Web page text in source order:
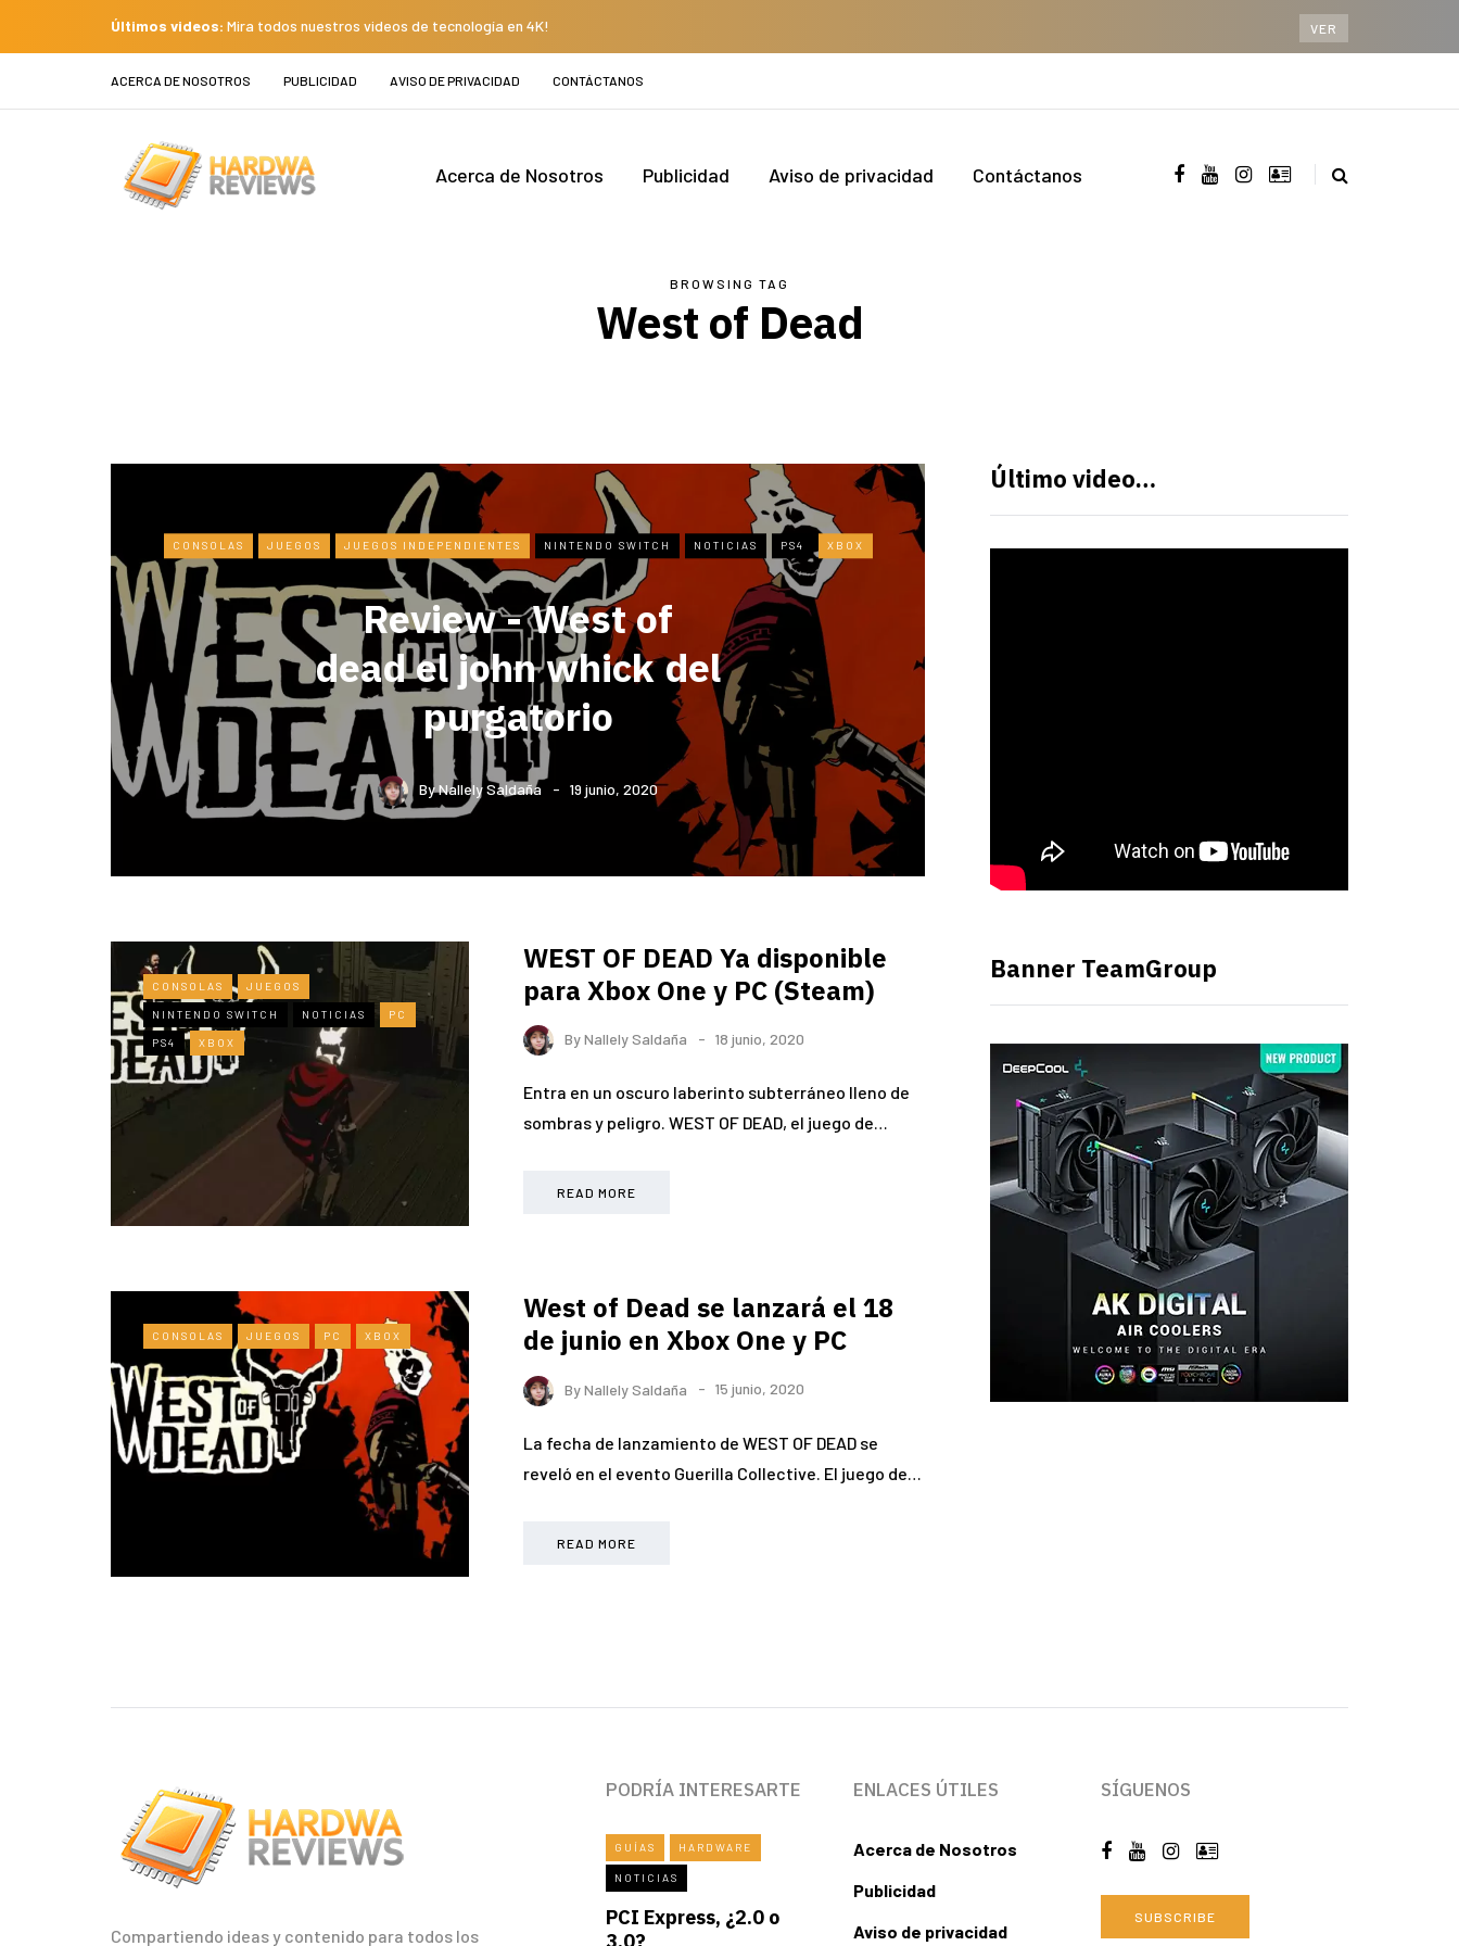
Últimos videos: Mira todos nuestros videos de tecnología en 4K! VER
ACERCA DE NOSOTROS PUBLICIDAD AVISO DE PRIVACIDAD CONTÁCTANOS
Acerca de Nosotros Publicidad Aviso de privacidad Contáctanos
BROWSING TAG
West of Dead
CONSOLAS JUEGOS JUEGOS INDEPENDIENTES NINTENDO SWITCH NOTICIAS PS4 XBOX
Review - West of
dead el john whick del
purgatorio
ByNallely Saldaña 19 junio, 2020
CONSOLAS JUEGOS
NINTENDO SWITCH NOTICIAS PC
PS4 XBOX
WEST OF DEAD Ya disponible
para Xbox One y PC (Steam)
ByNallely Saldaña 18 junio, 2020
Entra en un oscuro laberinto subterráneo lleno de
sombras y peligro. WEST OF DEAD, el juego de…
READ MORE
CONSOLAS JUEGOS PC XBOX
West of Dead se lanzará el 18
de junio en Xbox One y PC
ByNallely Saldaña 15 junio, 2020
La fecha de lanzamiento de WEST OF DEAD se
reveló en el evento Guerilla Collective. El juego de…
READ MORE
Último video…
Banner TeamGroup
Compartiendo ideas y contenido para todos los
PODRÍA INTERESARTE
GUÍAS HARDWARE
NOTICIAS
PCI Express, ¿2.0 o
ENLACES ÚTILES
Acerca de Nosotros
Publicidad
Aviso de privacidad
SÍGUENOS
SUBSCRIBE